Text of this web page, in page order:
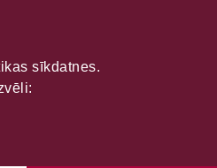
sīkdatnes.